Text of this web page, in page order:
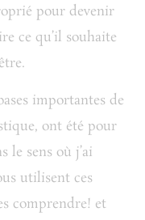
pour devenir
ce qu’il souhaite
importantes de
ont été pour
le sens où j’ai
utilisent ces
comprendre! et